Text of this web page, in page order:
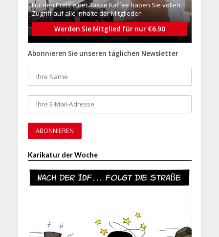
Für den Preis einer Tasse Kaffee haben Sie vollen
Zugriff auf alle Inhalte der Mitglieder
Werden Sie Mitglied für nur €6.90
Abonnieren Sie unseren täglichen Newsletter
Karikatur der Woche